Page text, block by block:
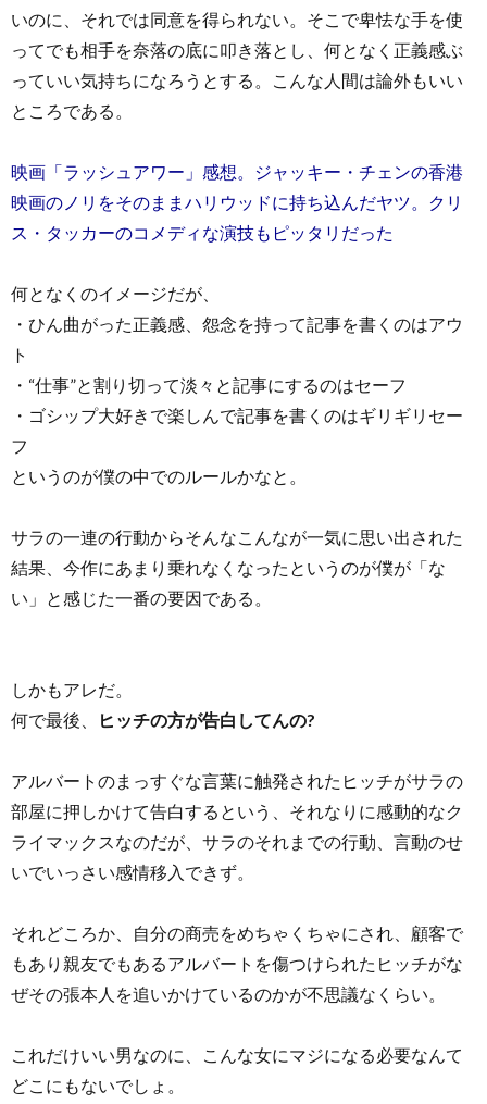
いのに、それでは同意を得られない。そこで卑怯な手を使
ってでも相手を奈落の底に叩き落とし、何となく正義感ぶ
っていい気持ちになろうとする。こんな人間は論外もいい
ところである。
映画「ラッシュアワー」感想。ジャッキー・チェンの香港
映画のノリをそのままハリウッドに持ち込んだヤツ。クリ
ス・タッカーのコメディな演技もピッタリだった
何となくのイメージだが、
・ひん曲がった正義感、怨念を持って記事を書くのはアウ
ト
・“仕事”と割り切って淡々と記事にするのはセーフ
・ゴシップ大好きで楽しんで記事を書くのはギリギリセー
フ
というのが僕の中でのルールかなと。
サラの一連の行動からそんなこんなが一気に思い出された
結果、今作にあまり乗れなくなったというのが僕が「な
い」と感じた一番の要因である。
しかもアレだ。
何で最後、
ヒッチの方が告白してんの?
アルバートのまっすぐな言葉に触発されたヒッチがサラの
部屋に押しかけて告白するという、それなりに感動的なク
ライマックスなのだが、サラのそれまでの行動、言動のせ
いでいっさい感情移入できず。
それどころか、自分の商売をめちゃくちゃにされ、顧客で
もあり親友でもあるアルバートを傷つけられたヒッチがな
ぜその張本人を追いかけているのかが不思議なくらい。
これだけいい男なのに、こんな女にマジになる必要なんて
どこにもないでしょ。